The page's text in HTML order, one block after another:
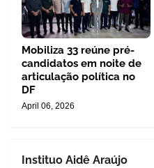
Mobiliza 33 reúne pré-
candidatos em noite de
articulação política no
DF
April 06, 2026
Instituo Aidê Araújo